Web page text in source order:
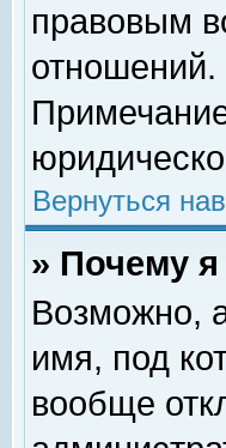
правовым
отношений.
Вернуться
» Почему я
Возможно,
имя, под
вообще